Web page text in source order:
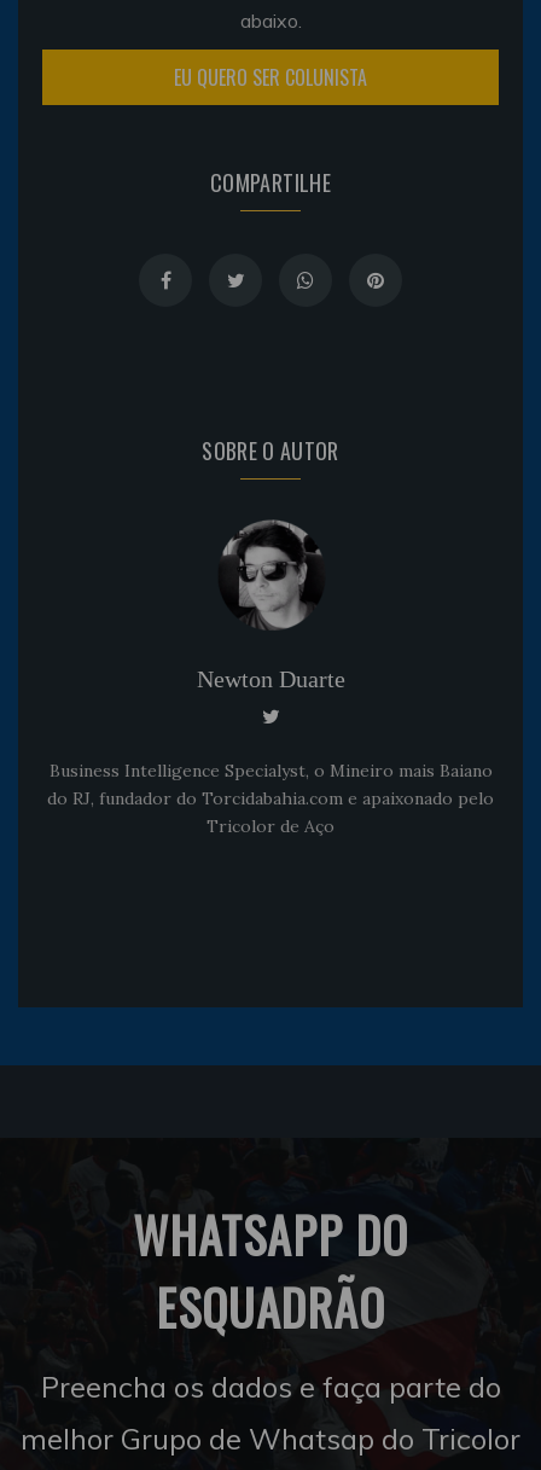
abaixo.
EU QUERO SER COLUNISTA
COMPARTILHE
SOBRE O AUTOR
Newton Duarte
Business Intelligence Specialyst, o Mineiro mais Baiano
do RJ, fundador do Torcidabahia.com e apaixonado pelo
Tricolor de Aço
WHATSAPP DO
ESQUADRÃO
Preencha os dados e faça parte do
melhor Grupo de Whatsap do Tricolor